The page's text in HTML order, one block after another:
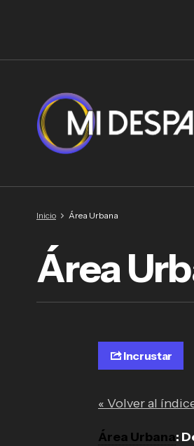
Inicio Área Urbana
Área
Incrustar
« Volver al
Área Urbana: